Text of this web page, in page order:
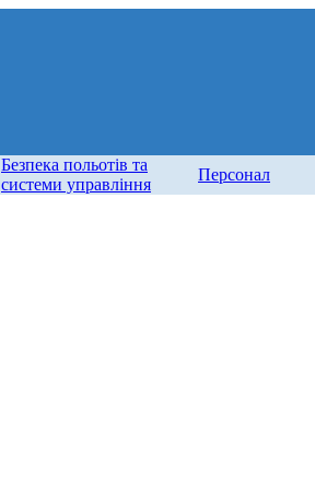
Безпека польотів та
системи управління
Персонал